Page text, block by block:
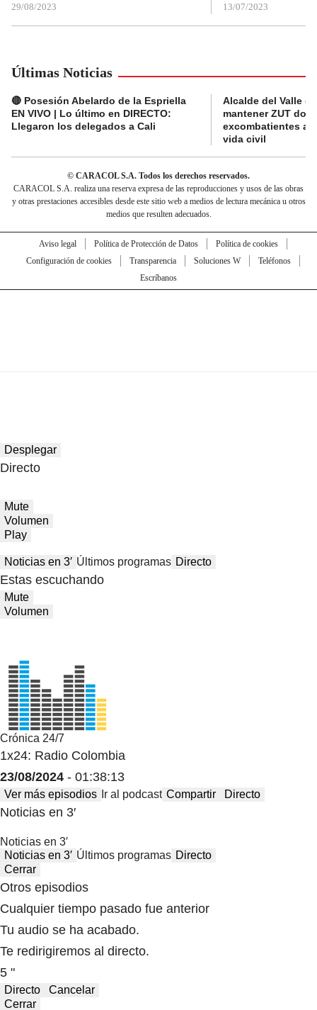
29/08/2023 13/07/2023
Últimas Noticias
🔴 Posesión Abelardo de la Espriella
EN VIVO | Lo último en DIRECTO:
Llegaron los delegados a Cali
Alcalde del Valle
mantener ZUT
excombatientes
vida civil
© CARACOL S.A. Todos los derechos reservados.
CARACOL S.A. realiza una reserva expresa de las reproducciones y usos de las obras
y otras prestaciones accesibles desde este sitio web a medios de lectura mecánica u otros
medios que resulten adecuados.
Aviso legal Política de Protección de Datos
Política de cookies
Configuración de cookies
Transparencia Soluciones W
Teléfonos
Escríbanos
Desplegar
Directo
Mute
Volumen
Play
Noticias en 3′ Últimos programas Directo
Estas escuchando
Mute
Volumen
Crónica 24/7
1x24: Radio Colombia
23/08/2024 - 01:38:13
Ver más episodios Ir al podcast Compartir Directo
Noticias en 3′
Noticias en 3′
Noticias en 3′ Últimos programas Directo
Cerrar
Otros episodios
Cualquier tiempo pasado fue anterior
Tu audio se ha acabado.
Te redirigiremos al directo.
5 "
Directo
Cancelar
Cerrar